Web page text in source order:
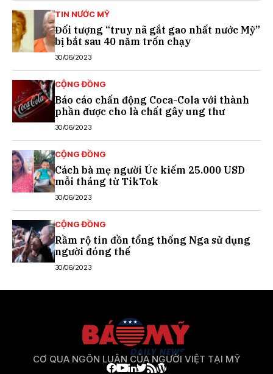
TIN NƯỚC MỸ
Đối tượng “truy nã gắt gao nhất nước Mỹ”
bị bắt sau 40 năm trốn chạy
30/06/2023
CỘNG ĐỒNG
Báo cáo chấn động Coca-Cola với thành
phần được cho là chất gây ung thư
30/06/2023
CỘNG ĐỒNG
Cách bà mẹ người Úc kiếm 25.000 USD
mỗi tháng từ TikTok
30/06/2023
CỘNG ĐỒNG
Rầm rộ tin đồn tổng thống Nga sử dụng
người đóng thế
30/06/2023
CƠ QUA NGÔN LUẬN CỦA NGƯỜI VIỆT TẠI MỸ